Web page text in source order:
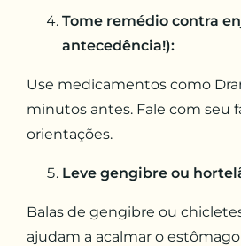
Tome remédio contra
antecedência!):
Use medicamentos como
minutos antes. Fale com seu
orientações.
Leve gengibre ou
Balas de gengibre ou
ajudam a acalmar o